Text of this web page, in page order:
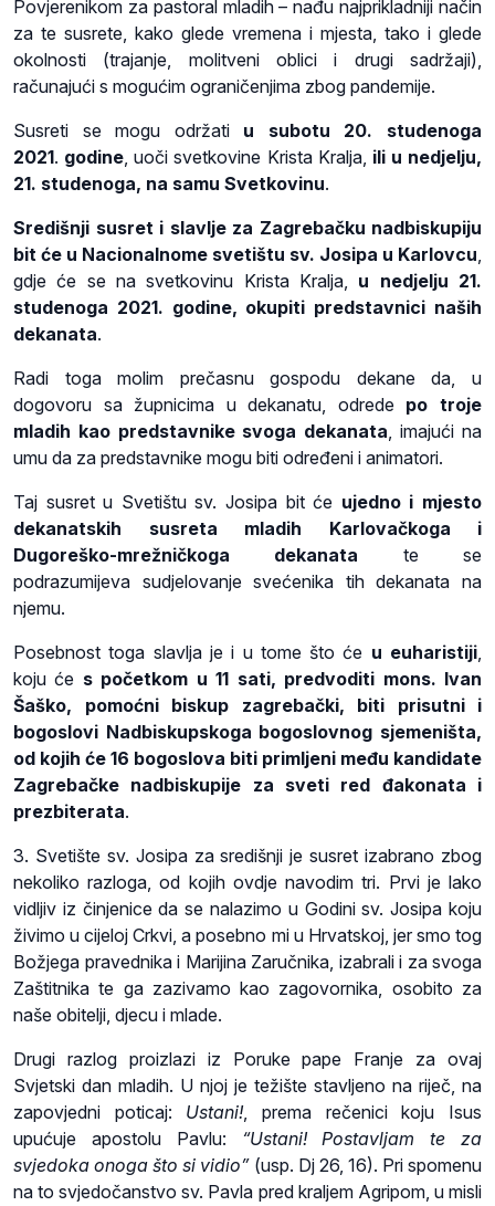
Povjerenikom za pastoral mladih – nađu najprikladniji način
za te susrete, kako glede vremena i mjesta, tako i glede
okolnosti (trajanje, molitveni oblici i drugi sadržaji),
računajući s mogućim ograničenjima zbog pandemije.
Susreti se mogu održati u subotu 20. studenoga
2021. godine, uoči svetkovine Krista Kralja, ili u nedjelju,
21. studenoga, na samu Svetkovinu.
Središnji susret i slavlje za Zagrebačku nadbiskupiju
bit će u Nacionalnome svetištu sv. Josipa u Karlovcu,
gdje će se na svetkovinu Krista Kralja, u nedjelju 21.
studenoga 2021. godine, okupiti predstavnici naših
dekanata.
Radi toga molim prečasnu gospodu dekane da, u
dogovoru sa župnicima u dekanatu, odrede po troje
mladih kao predstavnike svoga dekanata, imajući na
umu da za predstavnike mogu biti određeni i animatori.
Taj susret u Svetištu sv. Josipa bit će ujedno i mjesto
dekanatskih susreta mladih Karlovačkoga i
Dugoreško-mrežničkoga dekanata te se
podrazumijeva sudjelovanje svećenika tih dekanata na
njemu.
Posebnost toga slavlja je i u tome što će u euharistiji,
koju će s početkom u 11 sati, predvoditi mons. Ivan
Šaško, pomoćni biskup zagrebački,
biti prisutni i
bogoslovi Nadbiskupskoga bogoslovnog sjemeništa,
od kojih će 16 bogoslova biti primljeni među kandidate
Zagrebačke nadbiskupije za sveti red đakonata i
prezbiterata.
3. Svetište sv. Josipa za središnji je susret izabrano zbog
nekoliko razloga, od kojih ovdje navodim tri. Prvi je lako
vidljiv iz činjenice da se nalazimo u Godini sv. Josipa koju
živimo u cijeloj Crkvi, a posebno mi u Hrvatskoj, jer smo tog
Božjega pravednika i Marijina Zaručnika, izabrali i za svoga
Zaštitnika te ga zazivamo kao zagovornika, osobito za
naše obitelji, djecu i mlade.
Drugi razlog proizlazi iz Poruke pape Franje za ovaj
Svjetski dan mladih. U njoj je težište stavljeno na riječ, na
zapovjedni poticaj: Ustani!, prema rečenici koju Isus
upućuje apostolu Pavlu: “Ustani! Postavljam te za
svjedoka onoga što si vidio” (usp. Dj 26, 16). Pri spomenu
na to svjedočanstvo sv. Pavla pred kraljem Agripom, u misli